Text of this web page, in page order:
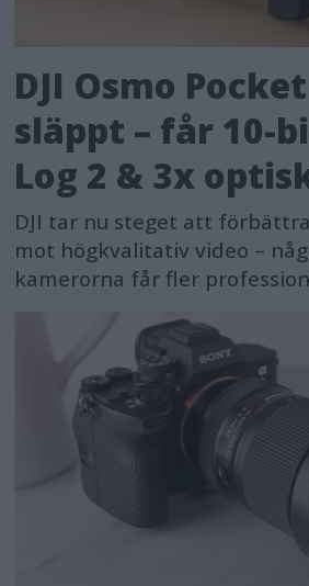
DJI Osmo
släppt – får 10-
Log 2 & 3x
DJI tar nu steget att
mot högkvalitativ video –
kamerorna får fler